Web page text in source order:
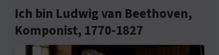
Ich bin Ludwig van Beethoven,
Komponist, 1770-1827